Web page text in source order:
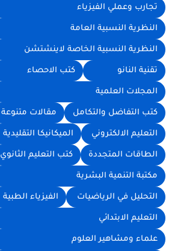
تجارب وعملي الفيزياء
النظرية النسبية العامة
النظرية النسبية الخاصة لاينشتشن
تقنية النانو كتب الاحصاء
المجلات العلمية
كتب التفاضل والتكامل مقالات متنوعة
التعليم الالكتروني الميكانيكا التقليدية
الطاقات المتجددة كتب التعليم الثانوي
مكتبة التنمية البشرية
التحليل في الرياضيات الفيزياء الطبية
التعليم الابتدائي
علماء ومشاهير العلوم